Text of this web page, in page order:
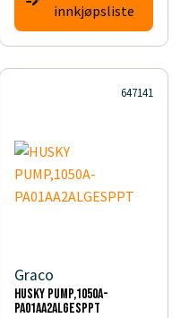
innkjøpsliste
647141
Graco
HUSKY PUMP,1050A-
PA01AA2ALGESPPT